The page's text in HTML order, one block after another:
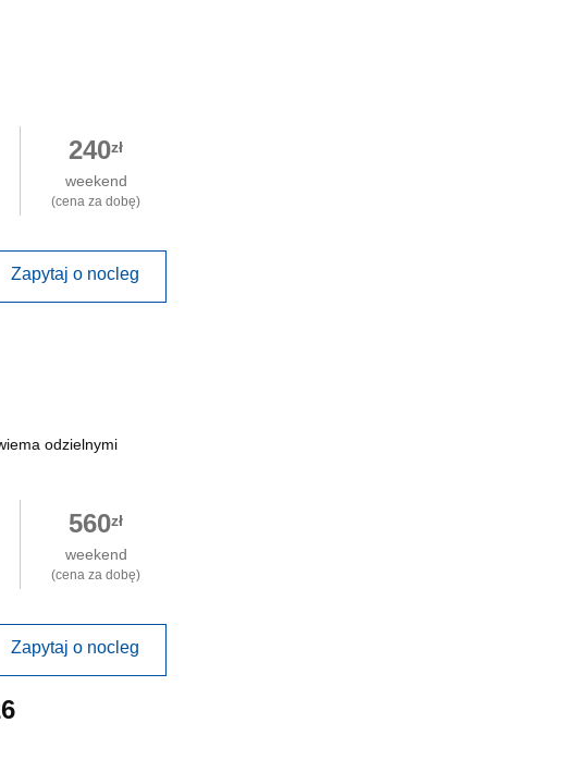
240zł
weekend
(cena za dobę)
Zapytaj o nocleg
odzielnymi
560zł
weekend
(cena za dobę)
Zapytaj o nocleg